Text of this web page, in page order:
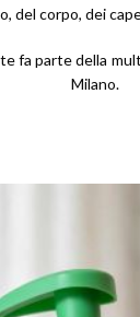
del corpo, dei
fa parte della
Milano.